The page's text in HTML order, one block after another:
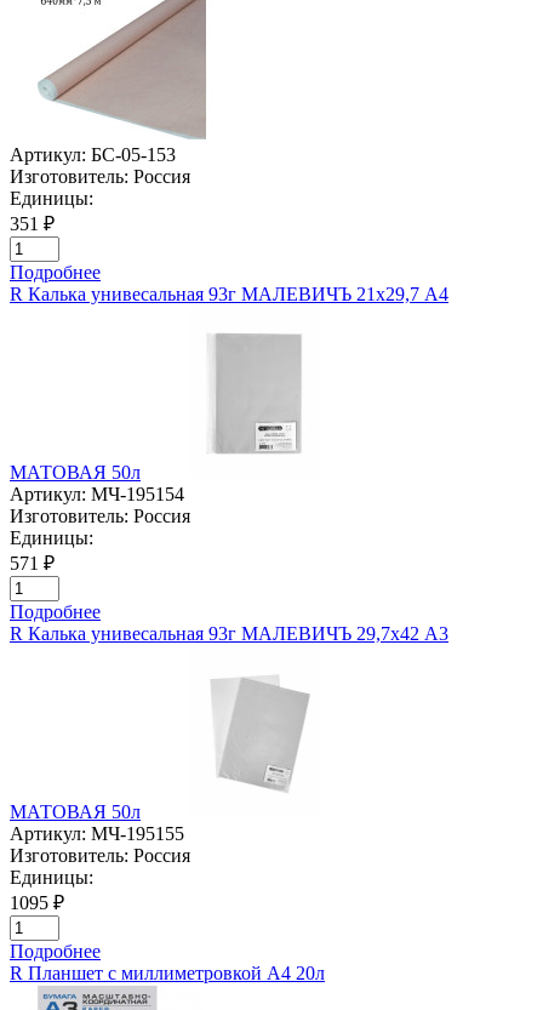
Артикул: БС-05-153
Изготовитель: Россия
Единицы:
351 ₽
Подробнее
R Калька унивесальная 93г МАЛЕВИЧЪ 21х29,7 А4
МАТОВАЯ 50л
Артикул: МЧ-195154
Изготовитель: Россия
Единицы:
571 ₽
Подробнее
R Калька унивесальная 93г МАЛЕВИЧЪ 29,7х42 А3
МАТОВАЯ 50л
Артикул: МЧ-195155
Изготовитель: Россия
Единицы:
1095 ₽
Подробнее
R Планшет с миллиметровкой А4 20л